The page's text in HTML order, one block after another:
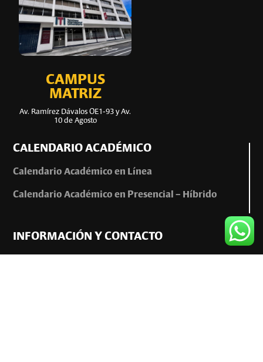
CAMPUS
MATRIZ
Av. Ramírez Dávalos OE1-93 y Av.
10 de Agosto
CALENDARIO ACADÉMICO
Calendario Académico en Línea
Calendario Académico en Presencial – Híbrido
INFORMACIÓN Y CONTACTO